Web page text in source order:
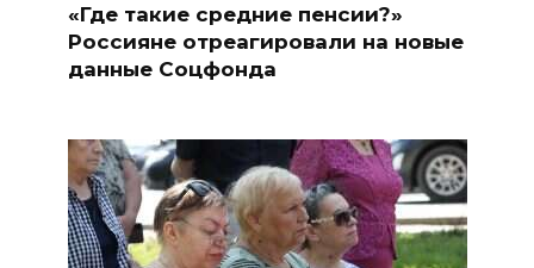
«Где такие средние пенсии?»
Россияне отреагировали на новые
данные Соцфонда